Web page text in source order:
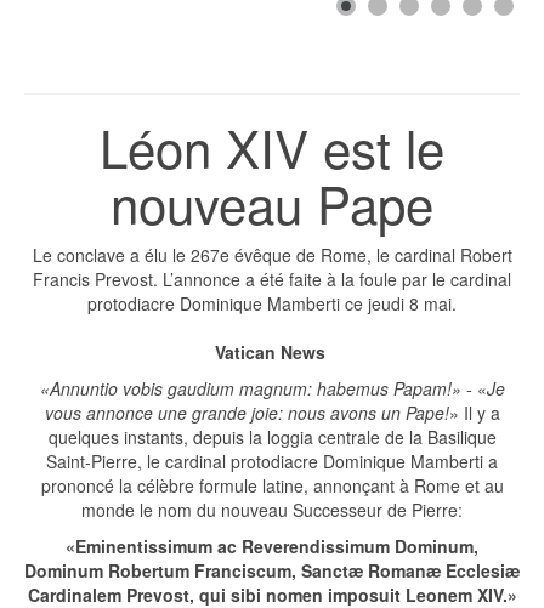
Léon XIV est le
nouveau Pape
Le conclave a élu le 267e évêque de Rome, le cardinal Robert
Francis Prevost. L’annonce a été faite à la foule par le cardinal
protodiacre Dominique Mamberti ce jeudi 8 mai.
Vatican News
«Annuntio vobis gaudium magnum: habemus Papam!» - «Je
vous annonce une grande joie: nous avons un Pape!» Il y a
quelques instants, depuis la loggia centrale de la Basilique
Saint-Pierre, le cardinal protodiacre Dominique Mamberti a
prononcé la célèbre formule latine, annonçant à Rome et au
monde le nom du nouveau Successeur de Pierre:
«Eminentissimum ac Reverendissimum Dominum,
Dominum Robertum Franciscum, Sanctæ Romanæ Ecclesiæ
Cardinalem Prevost, qui sibi nomen imposuit Leonem XIV.»